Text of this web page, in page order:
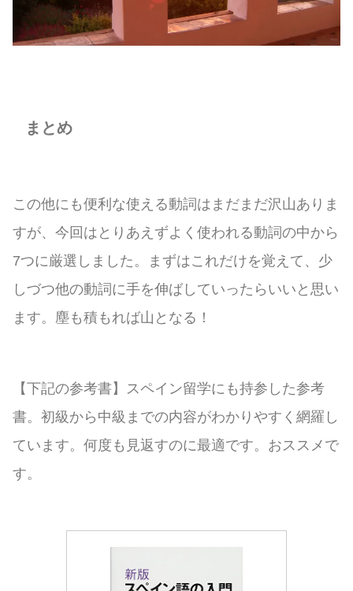
まとめ
この他にも便利な使える動詞はまだまだ沢山ありま
すが、今回はとりあえずよく使われる動詞の中から
7つに厳選しました。まずはこれだけを覚えて、少
しづつ他の動詞に手を伸ばしていったらいいと思い
ます。塵も積もれば山となる！
【下記の参考書】スペイン留学にも持参した参考
書。初級から中級までの内容がわかりやすく網羅し
ています。何度も見返すのに最適です。おススメで
す。